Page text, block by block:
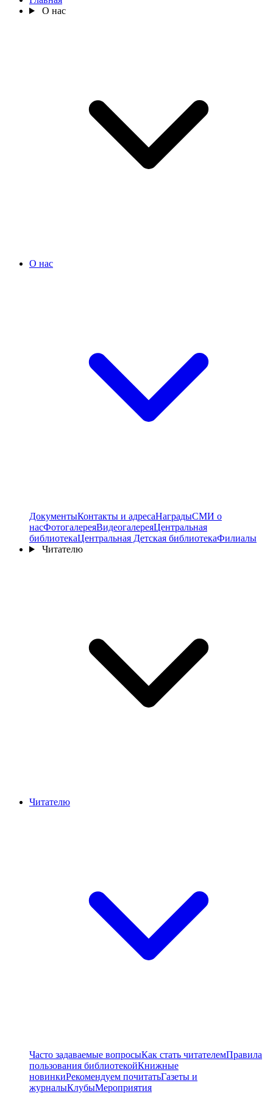
О нас
О нас
ДокументыКонтакты и адресаНаградыСМИ о
насФотогалереяВидеогалереяЦентральная
библиотекаЦентральная Детская библиотекаФилиалы
Читателю
Читателю
Часто задаваемые вопросыКак стать читателемПравила
пользования библиотекойКнижные
новинкиРекомендуем почитатьГазеты и
журналыКлубыМероприятия